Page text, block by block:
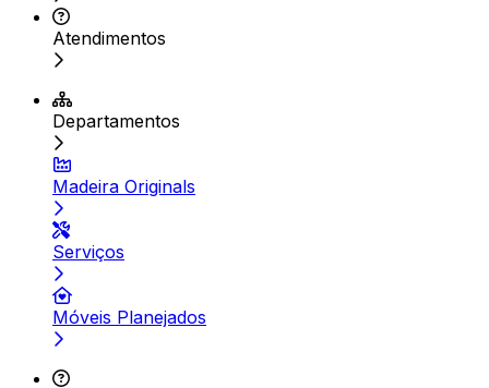
Atendimentos
Departamentos
Madeira Originals
Serviços
Móveis Planejados